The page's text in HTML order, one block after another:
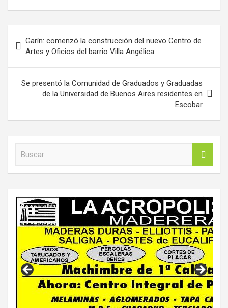
de
entradas
Garín: comenzó la construcción del nuevo Centro de
Artes y Oficios del barrio Villa Angélica
Se presentó la Comunidad de Graduados y Graduadas
de la Universidad de Buenos Aires residentes en
Escobar
r